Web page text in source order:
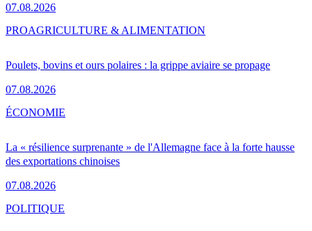
07.08.2026
Poulets, bovins et ours polaires : la grippe aviaire se propage
07.08.2026
PROAGRICULTURE & ALIMENTATION
La « résilience surprenante » de l'Allemagne face à la forte hausse
des exportations chinoises
07.08.2026
ÉCONOMIE
POLITIQUE